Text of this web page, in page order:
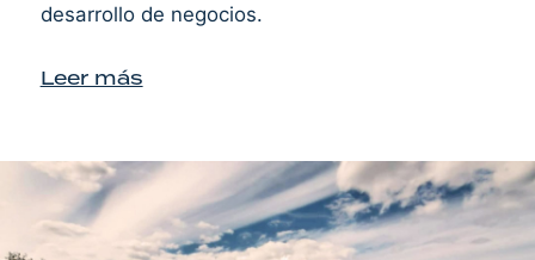
desarrollo de negocios.
Leer más